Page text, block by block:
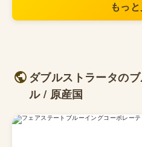
もっ
ダブルストラータの
ル / 原産国